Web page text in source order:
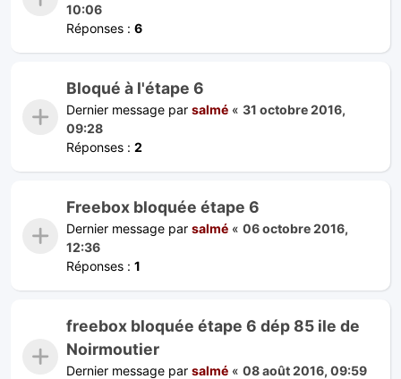
10:06
Réponses : 6
Bloqué à l'étape 6
Dernier message par salmé « 31 octobre 2016,
09:28
Réponses : 2
Freebox bloquée étape 6
Dernier message par salmé « 06 octobre 2016,
12:36
Réponses : 1
freebox bloquée étape 6 dép 85 ile de
Noirmoutier
Dernier message par salmé « 08 août 2016, 09:59